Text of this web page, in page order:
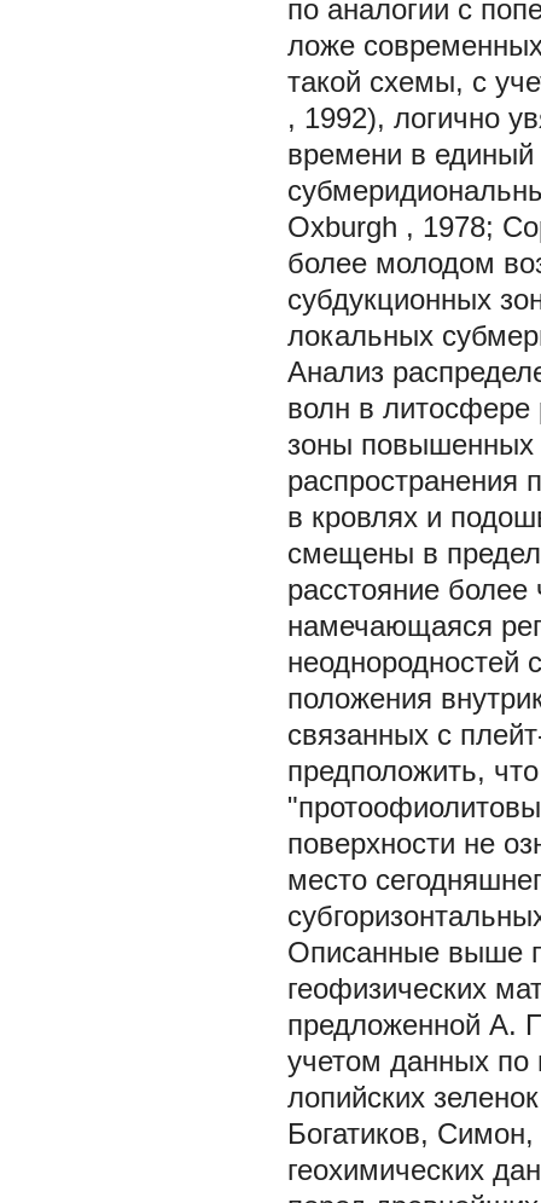
по аналогии с
ложе
такой схемы, с
, 1992), логично
времени в
Oxburgh , 1978;
более молодом
субдукционных
локальных
Анализ
волн в литосфере
зоны повышенных
распространения
в кровлях и
смещены в
расстояние
намечающаяся
неоднородностей
положения
связанных с
предположить,
поверхности не
место
Описанные выше
геофизических
предложенной А.
учетом данных по
лопийских
Богатиков,
геохимических